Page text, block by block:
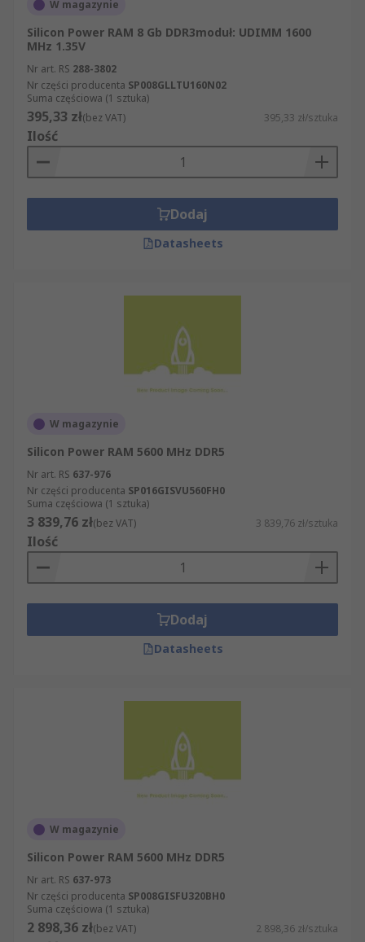
W magazynie
Silicon Power RAM 8 Gb DDR3moduł: UDIMM 1600
MHz 1.35V
Nr art. RS 288-3802
Nr części producenta SP008GLLTU160N02
Suma częściowa (1 sztuka)
395,33 zł(bez VAT) 395,33 zł/sztuka
Ilość
Dodaj
Datasheets
W magazynie
Silicon Power RAM 5600 MHz DDR5
Nr art. RS 637-976
Nr części producenta SP016GISVU560FH0
Suma częściowa (1 sztuka)
3 839,76 zł(bez VAT) 3 839,76 zł/sztuka
Ilość
Dodaj
Datasheets
W magazynie
Silicon Power RAM 5600 MHz DDR5
Nr art. RS 637-973
Nr części producenta SP008GISFU320BH0
Suma częściowa (1 sztuka)
2 898,36 zł(bez VAT) 2 898,36 zł/sztuka